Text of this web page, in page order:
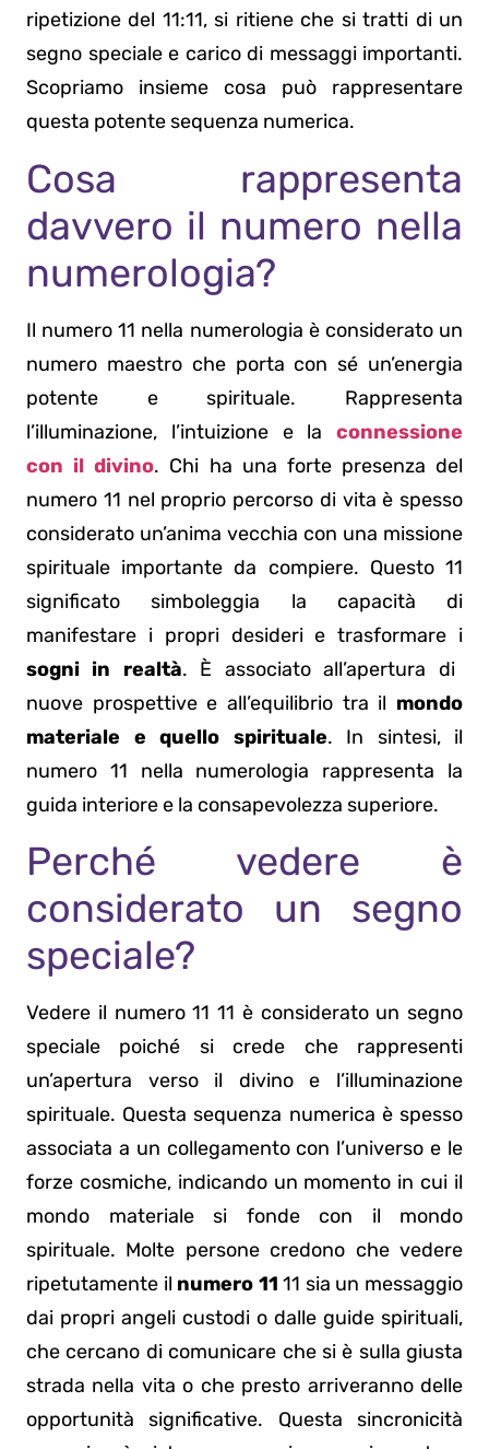
ripetizione del 11:11, si ritiene che si tratti di un
segno speciale e carico di messaggi importanti.
Scopriamo insieme cosa può rappresentare
questa potente sequenza numerica.
Cosa rappresenta
davvero il numero nella
numerologia?
Il numero 11 nella numerologia è considerato un
numero maestro che porta con sé un’energia
potente e spirituale. Rappresenta
l’illuminazione, l’intuizione e la connessione
con il divino. Chi ha una forte presenza del
numero 11 nel proprio percorso di vita è spesso
considerato un’anima vecchia con una missione
spirituale importante da compiere. Questo 11
significato simboleggia la capacità di
manifestare i propri desideri e trasformare i
sogni in realtà. È associato all’apertura di
nuove prospettive e all’equilibrio tra il mondo
materiale e quello spirituale. In sintesi, il
numero 11 nella numerologia rappresenta la
guida interiore e la consapevolezza superiore.
Perché vedere è
considerato un segno
speciale?
Vedere il numero 11 11 è considerato un segno
speciale poiché si crede che rappresenti
un’apertura verso il divino e l’illuminazione
spirituale. Questa sequenza numerica è spesso
associata a un collegamento con l’universo e le
forze cosmiche, indicando un momento in cui il
mondo materiale si fonde con il mondo
spirituale. Molte persone credono che vedere
ripetutamente il numero 11 11 sia un messaggio
dai propri angeli custodi o dalle guide spirituali,
che cercano di comunicare che si è sulla giusta
strada nella vita o che presto arriveranno delle
opportunità significative. Questa sincronicità